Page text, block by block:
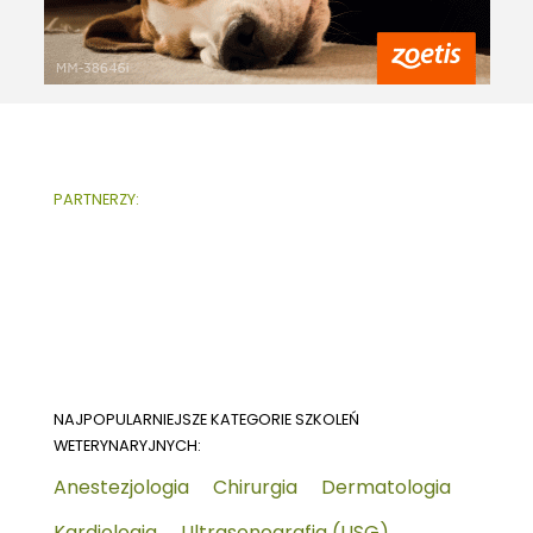
PARTNERZY:
NAJPOPULARNIEJSZE KATEGORIE SZKOLEŃ
WETERYNARYJNYCH:
Anestezjologia Chirurgia
Dermatologia